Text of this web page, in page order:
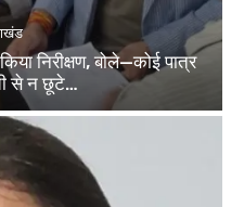
निरीक्षण, बोले—कोई पात्र
से न छूटे…